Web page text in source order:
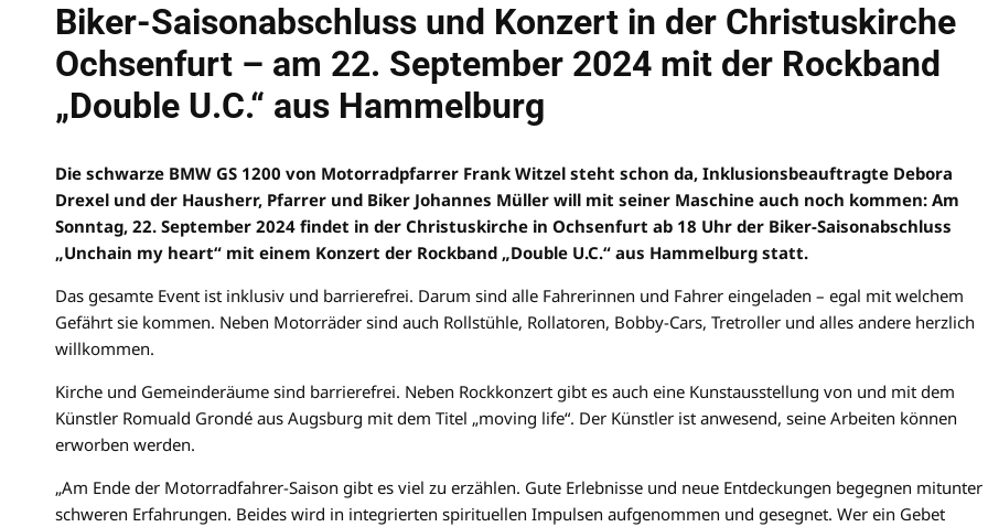
Biker-Saisonabschluss und Konzert in der Christuskirche
Ochsenfurt – am 22. September 2024 mit der Rockband
„Double U.C.“ aus Hammelburg
Die schwarze BMW GS 1200 von Motorradpfarrer Frank Witzel steht schon da, Inklusionsbeauftragte Debora
Drexel und der Hausherr, Pfarrer und Biker Johannes Müller will mit seiner Maschine auch noch kommen: Am
Sonntag, 22. September 2024 findet in der Christuskirche in Ochsenfurt ab 18 Uhr der Biker-Saisonabschluss
„Unchain my heart“ mit einem Konzert der Rockband „Double U.C.“ aus Hammelburg statt.
Das gesamte Event ist inklusiv und barrierefrei. Darum sind alle Fahrerinnen und Fahrer eingeladen – egal mit welchem
Gefährt sie kommen. Neben Motorräder sind auch Rollstühle, Rollatoren, Bobby-Cars, Tretroller und alles andere herzlich
willkommen.
Kirche und Gemeinderäume sind barrierefrei. Neben Rockkonzert gibt es auch eine Kunstausstellung von und mit dem
Künstler Romuald Grondé aus Augsburg mit dem Titel „moving life“. Der Künstler ist anwesend, seine Arbeiten können
erworben werden.
„Am Ende der Motorradfahrer-Saison gibt es viel zu erzählen. Gute Erlebnisse und neue Entdeckungen begegnen mitunter
schweren Erfahrungen. Beides wird in integrierten spirituellen Impulsen aufgenommen und gesegnet. Wer ein Gebet